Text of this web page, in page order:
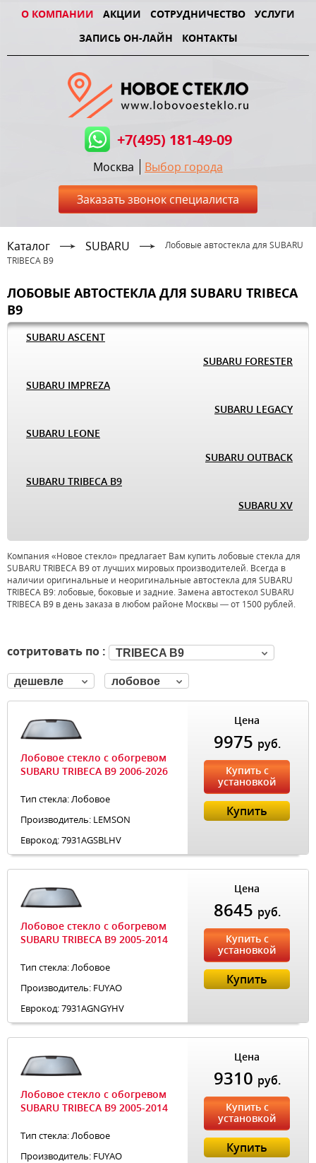
О КОМПАНИИ АКЦИИ СОТРУДНИЧЕСТВО
УСЛУГИ
ЗАПИСЬ ОН-ЛАЙН
КОНТАКТЫ
+7(495) 181-49-09
Москва Выбор города
Заказать звонок специалиста
Каталог SUBARU
Лобовые автостекла для SUBARU
TRIBECA B9
ЛОБОВЫЕ АВТОСТЕКЛА ДЛЯ SUBARU TRIBECA
B9
SUBARU ASCENT
SUBARU FORESTER
SUBARU IMPREZA
SUBARU LEGACY
SUBARU LEONE
SUBARU OUTBACK
SUBARU TRIBECA B9
SUBARU XV
Компания «Новое стекло» предлагает Вам купить лобовые стекла для
SUBARU TRIBECA B9 от лучших мировых производителей. Всегда в
наличии оригинальные и неоригинальные автостекла для SUBARU
TRIBECA B9: лобовые, боковые и задние. Замена автостекол SUBARU
TRIBECA B9 в день заказа в любом районе Москвы — от 1500 рублей.
сотритовать по : TRIBECA B9
дешевле лобовое
Лобовое стекло с обогревом
SUBARU TRIBECA B9 2006-2026
Тип стекла: Лобовое
Производитель: LEMSON
Еврокод: 7931AGSBLHV
Цена
9975 руб.
Купить с
установкой
Купить
Лобовое стекло с обогревом
SUBARU TRIBECA B9 2005-2014
Тип стекла: Лобовое
Производитель: FUYAO
Еврокод: 7931AGNGYHV
Цена
8645 руб.
Купить с
установкой
Купить
Лобовое стекло с обогревом
SUBARU TRIBECA B9 2005-2014
Тип стекла: Лобовое
Производитель: FUYAO
Цена
9310 руб.
Купить с
установкой
Купить